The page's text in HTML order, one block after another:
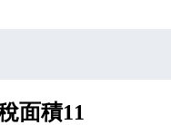
面積11